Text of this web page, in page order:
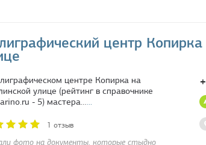
центр
центре Копирка на
улице (рейтинг в справочнике
- 5) мастера…...
1 отзыв
фото на документы, которые стыдно